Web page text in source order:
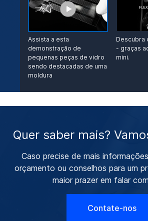
Assista a esta
demonstração de
pequenas peças de vidro
sendo destacadas de uma
moldura
Descubra
- graças
mini.
Quer saber mais?
Caso precise de mais
orçamento ou conselhos para um
maior prazer em falar
Contate-nos